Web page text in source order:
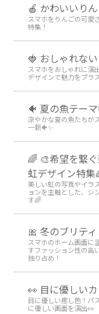
🍎 かわいいり
スマホをりんごの可愛
特集！
🍓 おしゃれな
スマホをおしゃれに演
デザインで魅力をプラ
🐠 夏の魚テー
涼やかな夏の魚たちが
一新🐠✨
🌈 🎨希望を繋
虹デザイン特集
美しい虹の写真やイラ
ョンを主軸とした、シ
す🌈
🎀 冬のブリテ
スマホのホーム画面に
すファッション性の高
独り占め！
👀 目に優しい
目に優しい癒し色！パ
に優しい画面を演出👀